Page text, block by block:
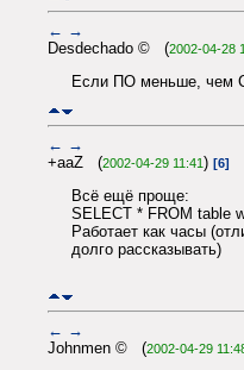
← →
Desdechado © (2002-04-28
Если ПО меньше, чем
← →
+aaZ (2002-04-29 11:41) [6]
Всё ещё проще:
SELECT * FROM table
Работает как часы
долго рассказывать)
← →
Johnmen © (2002-04-29